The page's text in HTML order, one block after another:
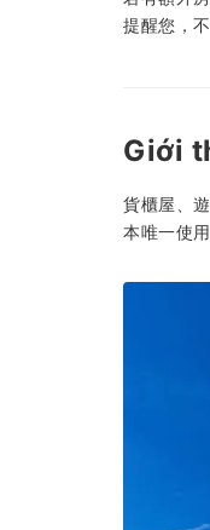
提醒您，
Giới
貨櫃屋、
本唯一使